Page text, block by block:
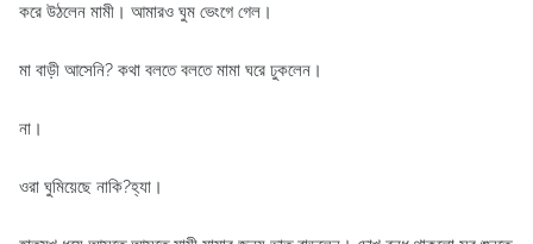
করে উঠলেন মামী। আমারও ঘুম ভেংগে গেল।
মা বাড়ী আসেনি? কথা বলতে বলতে মামা ঘরে ঢুকলেন।
না।
ওরা ঘুমিয়েছে নাকি?হ্যা।